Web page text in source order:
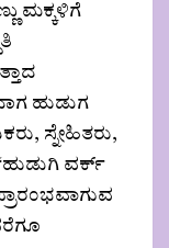
ಮಕ್ಕಳಿಗೆ
ಹುಡುಗ
ಸ್ನೇಹಿತರು,
ವರ್ಕ್